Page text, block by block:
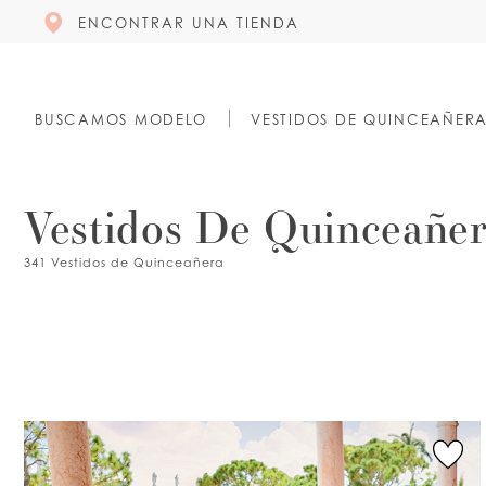
ENCONTRAR UNA TIENDA
BUSCAMOS MODELO VESTIDOS DE
Vestidos De
341 Vestidos de Quinceañera